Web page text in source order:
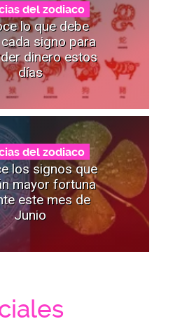
del zodiaco
lo que debe
signo para
dinero estos
días
del zodiaco
los signos que
mayor fortuna
este mes de
Junio